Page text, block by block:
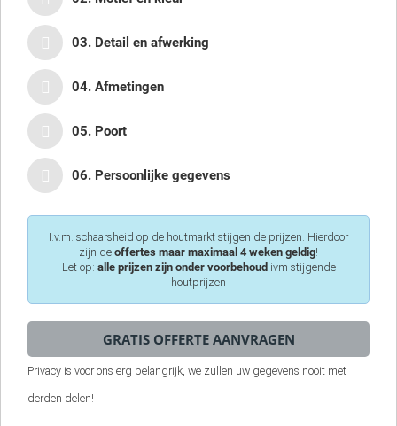
03. Detail en afwerking
04. Afmetingen
05. Poort
06. Persoonlijke gegevens
I.v.m. schaarsheid op de houtmarkt stijgen de prijzen. Hierdoor
zijn de offertes maar maximaal 4 weken geldig!
Let op: alle prijzen zijn onder voorbehoud ivm stijgende
houtprijzen
Privacy is voor ons erg belangrijk, we zullen uw gegevens nooit met
derden delen!